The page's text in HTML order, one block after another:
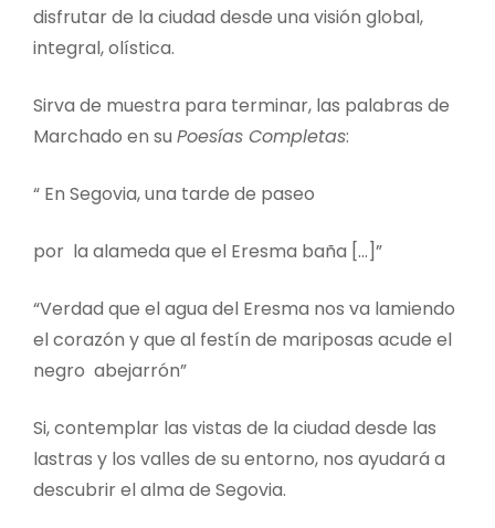
disfrutar de la ciudad desde una visión global,
integral, olística.
Sirva de muestra para terminar, las palabras de
Marchado en su Poesías Completas:
“ En Segovia, una tarde de paseo
por la alameda que el Eresma baña […]”
“Verdad que el agua del Eresma nos va lamiendo
el corazón y que al festín de mariposas acude el
negro abejarrón”
Si, contemplar las vistas de la ciudad desde las
lastras y los valles de su entorno, nos ayudará a
descubrir el alma de Segovia.